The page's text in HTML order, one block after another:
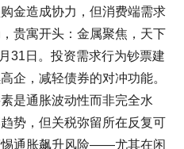
金造成协力，但消费端需求
贵寓开头：金属聚焦，天下
31日。投资需求行为钞票建
企，减轻债券的对冲功能。
是通胀波动性而非完全水
势，但关税弥留所在反复可
通胀飙升风险——尤其在闲